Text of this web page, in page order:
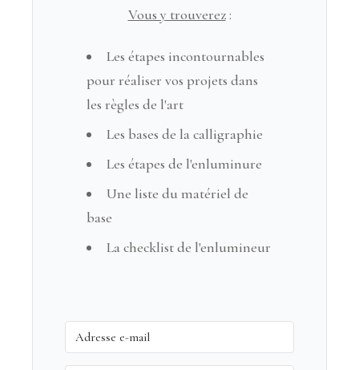
Vous y trouverez:
Les étapes incontournables
pour réaliser vos projets dans
les règles de l'art
Les bases de la calligraphie
Les étapes de l'enluminure
Une liste du matériel de
base
La checklist de l'enlumineur